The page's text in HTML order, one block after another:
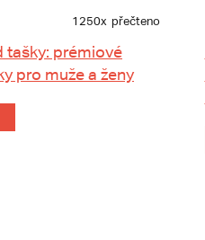
1250x přečteno
tašky: prémiové
pro muže a ženy